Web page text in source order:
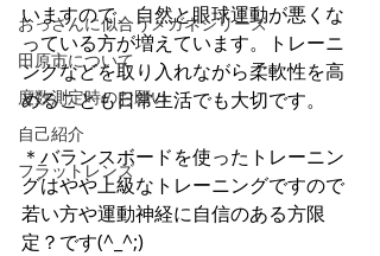
おっさんに似合うメガネシリーズ
田原市について
度数測定時のお願い
自己紹介
フラットレンズ
いますので、自然と眼球運動が悪くな
っている方が増えています。トレーニ
ングなどを取り入れながら柔軟性を高
めることも日常生活でも大切です。
＊バランスボードを使ったトレーニン
グはやや上級なトレーニングですので
若い方や運動神経に自信のある方限
定？です(^_^;)